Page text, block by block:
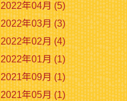
2022年04月 (5)
2022年03月 (3)
2022年02月 (4)
2022年01月 (1)
2021年09月 (1)
2021年05月 (1)